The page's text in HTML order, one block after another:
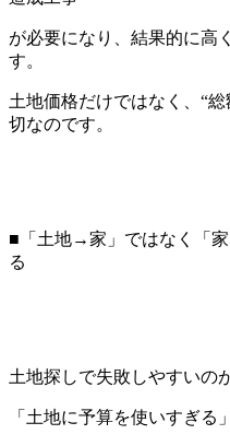
が必要になり、結果的に高
す。
土地価格だけではなく、“
切なのです。
■「土地→家」ではなく「
る
土地探しで失敗しやすいのが
「土地に予算を使いすぎる」